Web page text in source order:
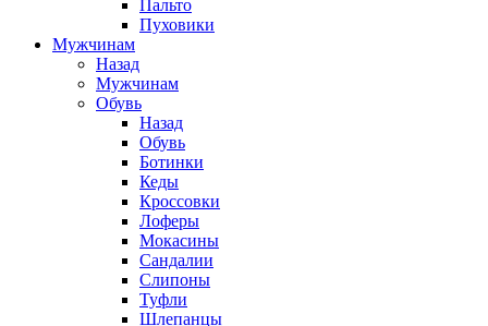
Пальто
Пуховики
Мужчинам
Назад
Мужчинам
Обувь
Назад
Обувь
Ботинки
Кеды
Кроссовки
Лоферы
Мокасины
Сандалии
Слипоны
Туфли
Шлепанцы